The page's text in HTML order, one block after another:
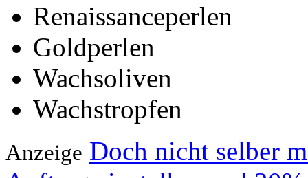
Renaissanceperlen
Goldperlen
Wachsoliven
Wachstropfen
Anzeige Doch nicht selber